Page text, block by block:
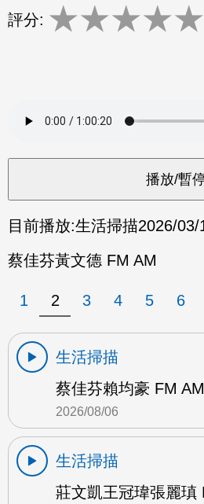
評分: ★★★★★
目前播放:生活掃描2026/03/
蔡佳芬黃文德 FM AM
1 2 3 4 5 6
生活掃描
蔡佳芬賴均豪 FM AM
2026/08/06
生活掃描
莊文凱王冠瑋張麗